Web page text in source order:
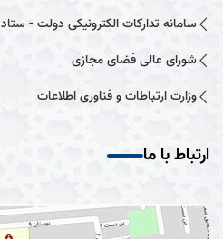
سامانه تدارکات الکترونیکی دولت - ستاد
شورای عالی فضای مجازی
وزارت ارتباطات و فناوری اطلاعات
ارتباط با ما